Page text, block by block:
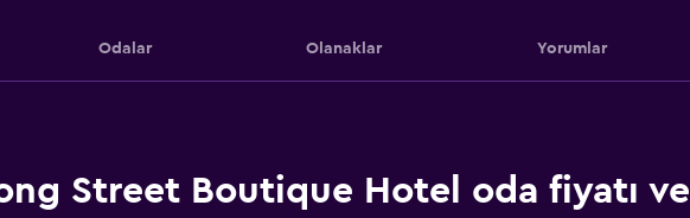
Odalar Olanaklar Yorumlar
Street Boutique Hotel oda fiyatı ve